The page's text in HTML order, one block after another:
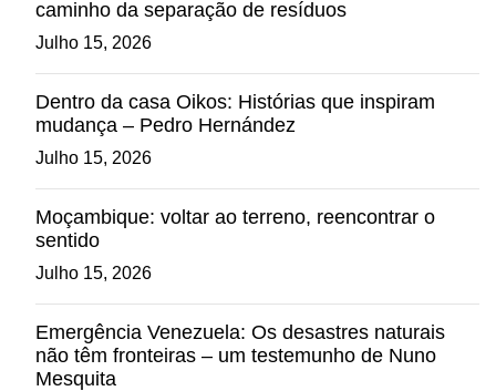
caminho da separação de resíduos
Julho 15, 2026
Dentro da casa Oikos: Histórias que inspiram
mudança – Pedro Hernández
Julho 15, 2026
Moçambique: voltar ao terreno, reencontrar o
sentido
Julho 15, 2026
Emergência Venezuela: Os desastres naturais
não têm fronteiras – um testemunho de Nuno
Mesquita